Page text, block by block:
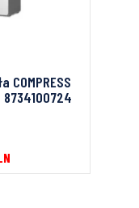
COMPRESS
8734100724